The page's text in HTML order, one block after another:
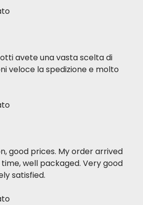
avete una vasta scelta di
veloce la spedizione e molto
good prices. My order arrived
well packaged. Very good
satisfied.